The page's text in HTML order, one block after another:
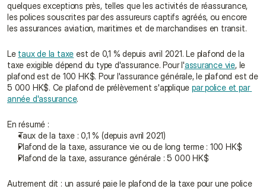
quelques exceptions près, telles que les activités de réassurance,
les polices souscrites par des assureurs captifs agréés, ou encore
les assurances aviation, maritimes et de marchandises en transit.
Le taux de la taxe est de 0,1 % depuis avril 2021. Le plafond de la
taxe exigible dépend du type d'assurance. Pour l'assurance vie, le
plafond est de 100 HK$. Pour l'assurance générale, le plafond est de
5 000 HK$. Ce plafond de prélèvement s'applique par police et par
année d'assurance.
En résumé :
Taux de la taxe : 0,1 % (depuis avril 2021)
Plafond de la taxe, assurance vie ou de long terme : 100 HK$
Plafond de la taxe, assurance générale : 5 000 HK$
Autrement dit : un assuré paie le plafond de la taxe pour une police